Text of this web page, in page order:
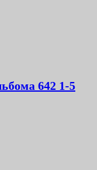
642 1-5